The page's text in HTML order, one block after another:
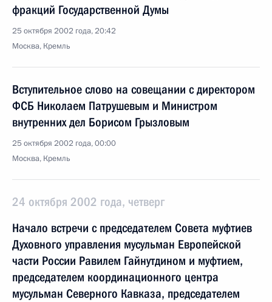
фракций Государственной Думы
25 октября 2002 года, 20:42
Москва, Кремль
Вступительное слово на совещании с директором
ФСБ Николаем Патрушевым и Министром
внутренних дел Борисом Грызловым
25 октября 2002 года, 00:00
Москва, Кремль
24 октября 2002 года, четверг
Начало встречи с председателем Совета муфтиев
Духовного управления мусульман Европейской
части России Равилем Гайнутдином и муфтием,
председателем координационного центра
мусульман Северного Кавказа, председателем